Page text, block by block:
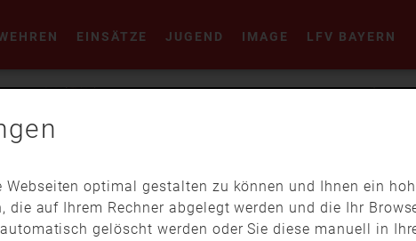
EINSÄTZE JUGEND IMAGE LFV BAYERN
Webseiten optimal gestalten zu können und Ihnen ein
die auf Ihrem Rechner abgelegt werden und die Ihr
gelöscht werden oder Sie diese manuell in